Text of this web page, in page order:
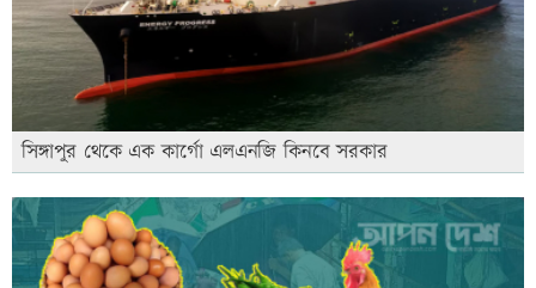
সিঙ্গাপুর থেকে এক কার্গো এলএনজি কিনবে সরকার